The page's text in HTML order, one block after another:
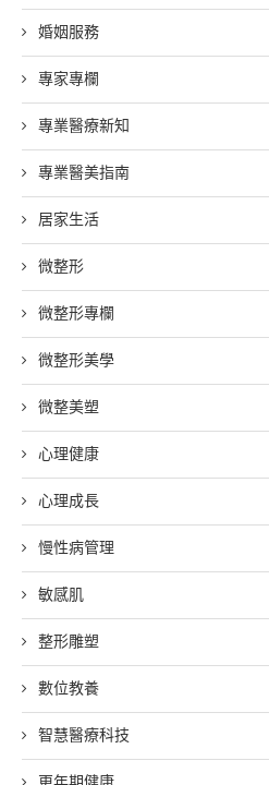
婚姻服務
專家專欄
專業醫療新知
專業醫美指南
居家生活
微整形
微整形專欄
微整形美學
微整美塑
心理健康
心理成長
慢性病管理
敏感肌
整形雕塑
數位教養
智慧醫療科技